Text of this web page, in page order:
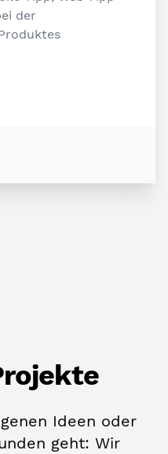
der
Ideen oder
geht: Wir